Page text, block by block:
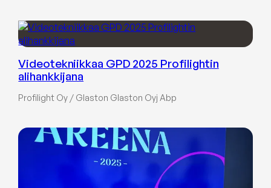
Videotekniikkaa GPD 2025 Profilightin
alihankkijana
Profilight Oy / Glaston Glaston Oyj Abp